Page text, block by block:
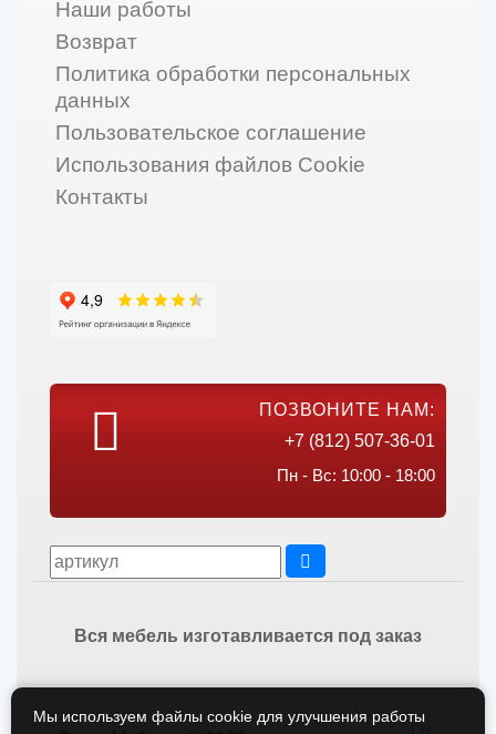
Наши работы
Возврат
Политика обработки персональных
данных
Пользовательское соглашение
Использования файлов Cookie
Контакты
ПОЗВОНИТЕ НАМ:
+7 (812) 507-36-01
Пн - Вс: 10:00 - 18:00
Вся мебель изготавливается под заказ
Мы используем файлы cookie для улучшения работы